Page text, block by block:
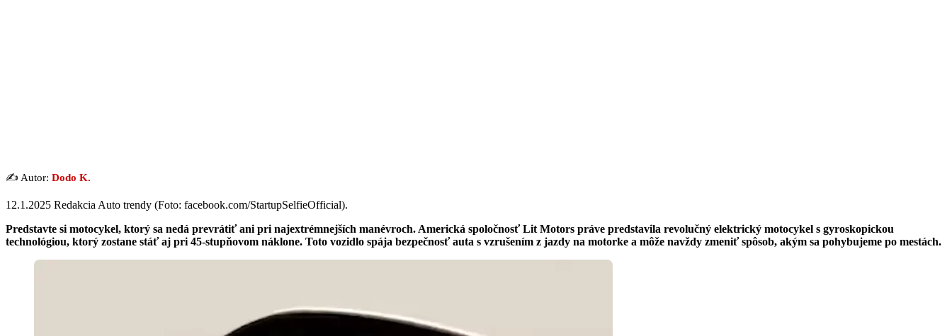
✍️ Autor: Dodo K.
12.1.2025 Redakcia Auto trendy (Foto: facebook.com/StartupSelfieOfficial).
Predstavte si motocykel, ktorý sa nedá prevrátiť ani pri najextrémnejších manévroch. Americká spoločnosť Lit Motors práve predstavila revolučný elektrický motocykel s gyroskopickou
technológiou, ktorý zostane stáť aj pri 45-stupňovom náklone. Toto vozidlo spája bezpečnosť auta s vzrušením z jazdy na motorke a môže navždy zmeniť spôsob, akým sa pohybujeme po mestách.